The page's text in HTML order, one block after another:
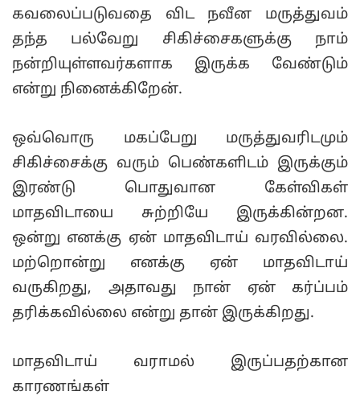
கவலைப்படுவதை விட நவீன மருத்துவம்
தந்த பல்வேறு சிகிச்சைகளுக்கு நாம்
நன்றியுள்ளவர்களாக இருக்க வேண்டும்
என்று நினைக்கிறேன்.
ஒவ்வொரு மகப்பேறு மருத்துவரிடமும்
சிகிச்சைக்கு வரும் பெண்களிடம் இருக்கும்
இரண்டு பொதுவான கேள்விகள்
மாதவிடாயை சுற்றியே இருக்கின்றன.
ஒன்று எனக்கு ஏன் மாதவிடாய் வரவில்லை.
மற்றொன்று எனக்கு ஏன் மாதவிடாய்
வருகிறது, அதாவது நான் ஏன் கர்ப்பம்
தரிக்கவில்லை என்று தான் இருக்கிறது.
மாதவிடாய் வராமல் இருப்பதற்கான
காரணங்கள்